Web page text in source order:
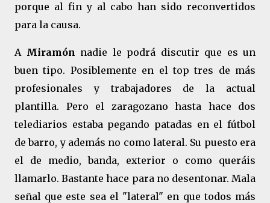
porque al fin y al cabo han sido reconvertidos
para la causa.
A Miramón nadie le podrá discutir que es un
buen tipo. Posiblemente en el top tres de más
profesionales y trabajadores de la actual
plantilla. Pero el zaragozano hasta hace dos
telediarios estaba pegando patadas en el fútbol
de barro, y además no como lateral. Su puesto era
el de medio, banda, exterior o como queráis
llamarlo. Bastante hace para no desentonar. Mala
señal que este sea el "lateral" en que todos más